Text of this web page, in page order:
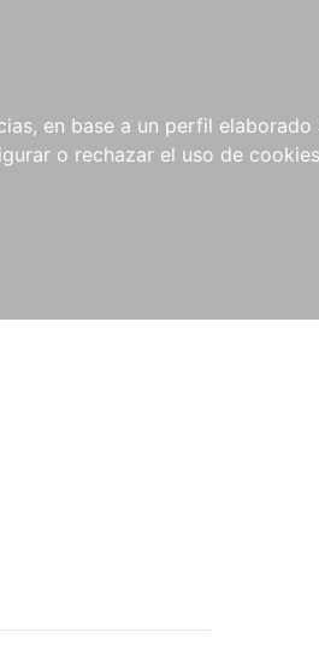
en base a un perfil elaborado
o rechazar el uso de